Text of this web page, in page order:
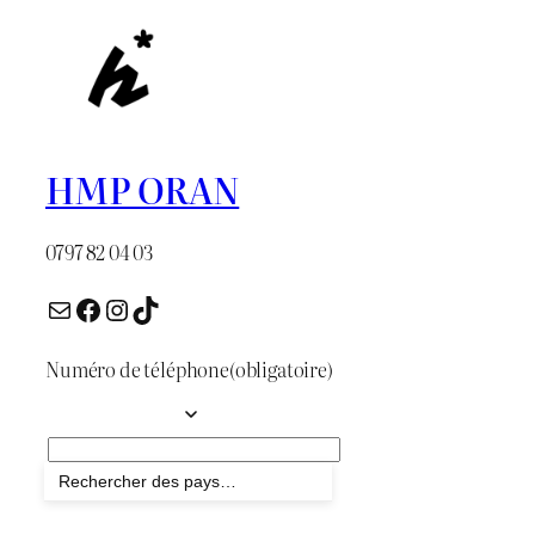
HMP ORAN
0797 82 04 03
E-mail Facebook InstagramTikTok
Numéro de téléphone(obligatoire)
Envoyer